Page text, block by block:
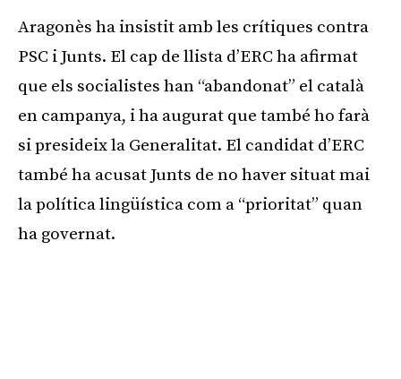
Aragonès ha insistit amb les crítiques contra
PSC i Junts. El cap de llista d’ERC ha afirmat
que els socialistes han “abandonat” el català
en campanya, i ha augurat que també ho farà
si presideix la Generalitat. El candidat d’ERC
també ha acusat Junts de no haver situat mai
la política lingüística com a “prioritat” quan
ha governat.